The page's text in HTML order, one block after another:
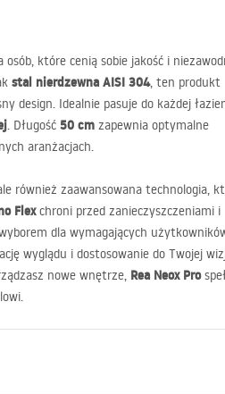
które cenią sobie jakość i
stal nierdzewna AISI 304, ten produkt
design. Idealnie pasuje do każdej
. Długość 50 cm zapewnia optymalne
aranżacjach.
również zaawansowana technologia,
Flexchroni przed zanieczyszczeniami i
dla wymagających
wyglądu i dostosowanie do Twojej
nowe wnętrze, Rea Neox Pro